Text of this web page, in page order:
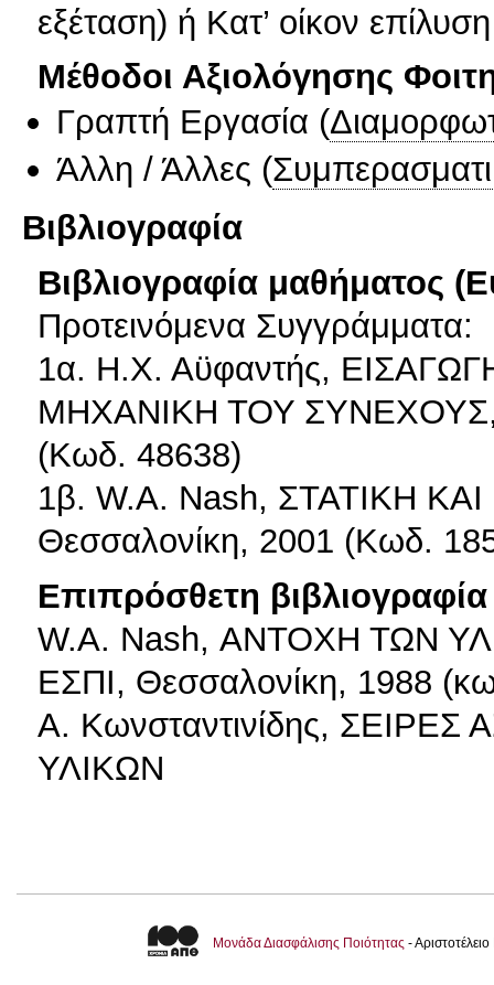
εξέταση) ή Κατ’ οίκον
Μέθοδοι Αξιολόγησης
Γραπτή Εργασία (
Άλλη / Άλλες (
Βιβλιογραφία
Βιβλιογραφία μαθήματος
Προτεινόμενα Συγγράμματα:
1α. Η.Χ. Αϋφαντής,
ΜΗΧΑΝΙΚΗ ΤΟΥ
(Κωδ. 48638)
1β. W.A. Nash, ΣΤΑΤΙΚΗ
Θεσσαλονίκη, 2001 (Κωδ.
Επιπρόσθετη βιβλιογραφία
W.A. Nash, ΑΝΤΟΧΗ ΤΩΝ
ΕΣΠΙ, Θεσσαλονίκη, 1988
Α. Κωνσταντινίδης,
ΥΛΙΚΩΝ
Μονάδα Διασφάλισης Ποιότητας -